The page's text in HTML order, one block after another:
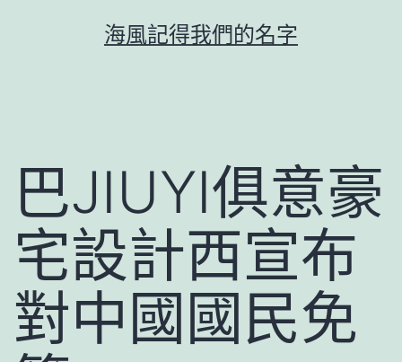
海風記得我們的名字
巴JIUYI俱意豪
宅設計西宣布
對中國國民免